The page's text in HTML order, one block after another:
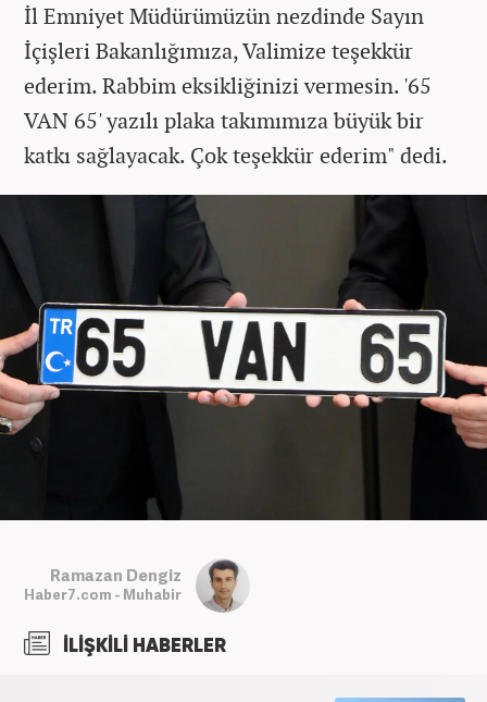
İl Emniyet Müdürümüzün nezdinde Sayın
İçişleri Bakanlığımıza, Valimize teşekkür
ederim. Rabbim eksikliğinizi vermesin. '65
VAN 65' yazılı plaka takımımıza büyük bir
katkı sağlayacak. Çok teşekkür ederim" dedi.
Ramazan Dengiz
Haber7.com - Muhabir
İLİŞKİLİ HABERLER